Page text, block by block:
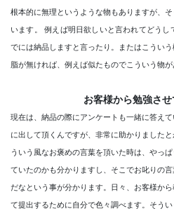
根本的に無理というような物もありますが、
います。 例えば明日欲しいと言われてどうし
でには納品しますと言ったり。またはこうい
脂が無ければ、例えば似たものでこういう物が
お客様から勉強さ
現在は、納品の際にアンケートも一緒に答え
に出して頂くんですが、非常に助かりました
ういう風なお褒めの言葉を頂いた時は、やっ
ていたのかも分かりますし、そこでお叱りの
だなという事が分かります。日々、お客様か
て提出するために自分で色々調べます。そう